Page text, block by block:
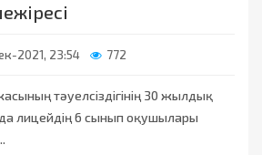
2021, 23:54 772
тәуелсіздігінің 30 жылдық
лицейдің 6 сынып оқушылары